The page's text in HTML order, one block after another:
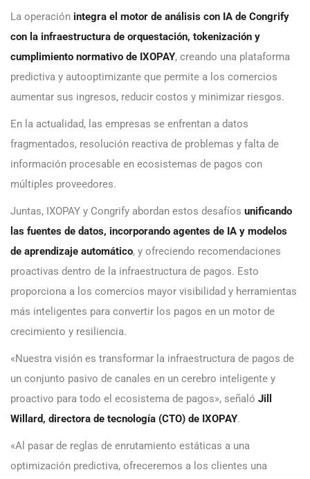
La operación integra el motor de análisis con IA de Congrify
con la infraestructura de orquestación, tokenización y
cumplimiento normativo de IXOPAY, creando una plataforma
predictiva y autooptimizante que permite a los comercios
aumentar sus ingresos, reducir costos y minimizar riesgos.
En la actualidad, las empresas se enfrentan a datos
fragmentados, resolución reactiva de problemas y falta de
información procesable en ecosistemas de pagos con
múltiples proveedores.
Juntas, IXOPAY y Congrify abordan estos desafíos unificando
las fuentes de datos, incorporando agentes de IA y modelos
de aprendizaje automático, y ofreciendo recomendaciones
proactivas dentro de la infraestructura de pagos. Esto
proporciona a los comercios mayor visibilidad y herramientas
más inteligentes para convertir los pagos en un motor de
crecimiento y resiliencia.
«Nuestra visión es transformar la infraestructura de pagos de
un conjunto pasivo de canales en un cerebro inteligente y
proactivo para todo el ecosistema de pagos», señaló Jill
Willard, directora de tecnología (CTO) de IXOPAY.
«Al pasar de reglas de enrutamiento estáticas a una
optimización predictiva, ofreceremos a los clientes una